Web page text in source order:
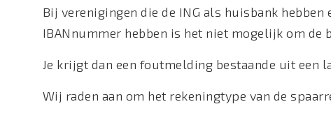
Bij verenigingen die de ING als huisbank
IBANnummer hebben is het niet mogelijk om
Je krijgt dan een foutmelding bestaande uit een
Wij raden aan om het rekeningtype van de